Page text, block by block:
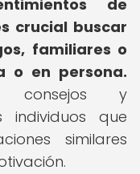
de
crucial buscar
familiares o
o en persona.
consejos y
individuos que
similares